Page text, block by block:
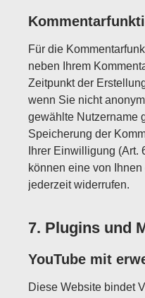
Für die
neben Ihrem
Zeitpunkt der
wenn Sie nicht
gewählte Nutzername
Speicherung der
Ihrer Einwilligung (Art.
können eine von
jederzeit widerrufen.
7. Plugins und
YouTube mit
Diese Website bindet